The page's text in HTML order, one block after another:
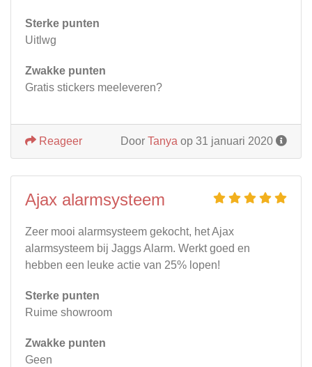
Sterke punten
Uitlwg
Zwakke punten
Gratis stickers meeleveren?
Door Tanya op 31 januari 2020
Reageer
Ajax alarmsysteem
Zeer mooi alarmsysteem gekocht, het Ajax
alarmsysteem bij Jaggs Alarm. Werkt goed en
hebben een leuke actie van 25% lopen!
Sterke punten
Ruime showroom
Zwakke punten
Geen